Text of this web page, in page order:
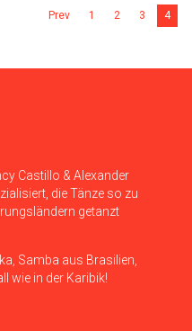
Prev 1 2 3 4
Castillo & Alexander
die Tänze so zu
getanzt
Samba aus Brasilien,
wie in der Karibik!